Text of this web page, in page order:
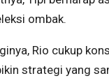
ombak.
Rio cukup
strategi yang